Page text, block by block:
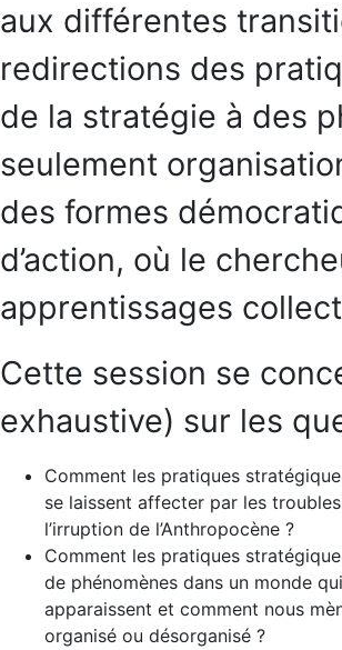
aux différentes
redirections des
de la stratégie à des
seulement
des formes
d’action, où le
apprentissages
Cette session se
exhaustive) sur les
Comment les pratiques
se laissent affecter par les
l’irruption de l’Anthropocène ?
Comment les pratiques
de phénomènes dans un monde
apparaissent et comment nous
organisé ou désorganisé ?